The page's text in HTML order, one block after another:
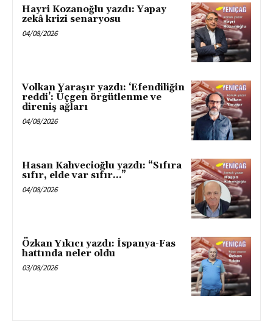
Hayri Kozanoğlu yazdı: Yapay
zekâ krizi senaryosu
04/08/2026
Volkan Yaraşır yazdı: ‘Efendiliğin
reddi’: Üçgen örgütlenme ve
direniş ağları
04/08/2026
Hasan Kahvecioğlu yazdı: “Sıfıra
sıfır, elde var sıfır…”
04/08/2026
Özkan Yıkıcı yazdı: İspanya-Fas
hattında neler oldu
03/08/2026